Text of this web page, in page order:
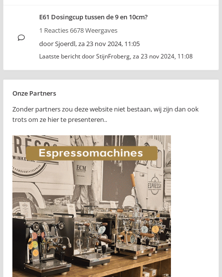
E61 Dosingcup tussen de 9 en 10cm?
1 Reacties 6678 Weergaves
doorSjoerdl,za 23 nov 2024, 11:05
Laatste bericht doorStijnFroberg, za 23 nov 2024, 11:08
Onze Partners
Zonder partners zou deze website niet bestaan, wij zijn dan ook
trots om ze hier te presenteren..